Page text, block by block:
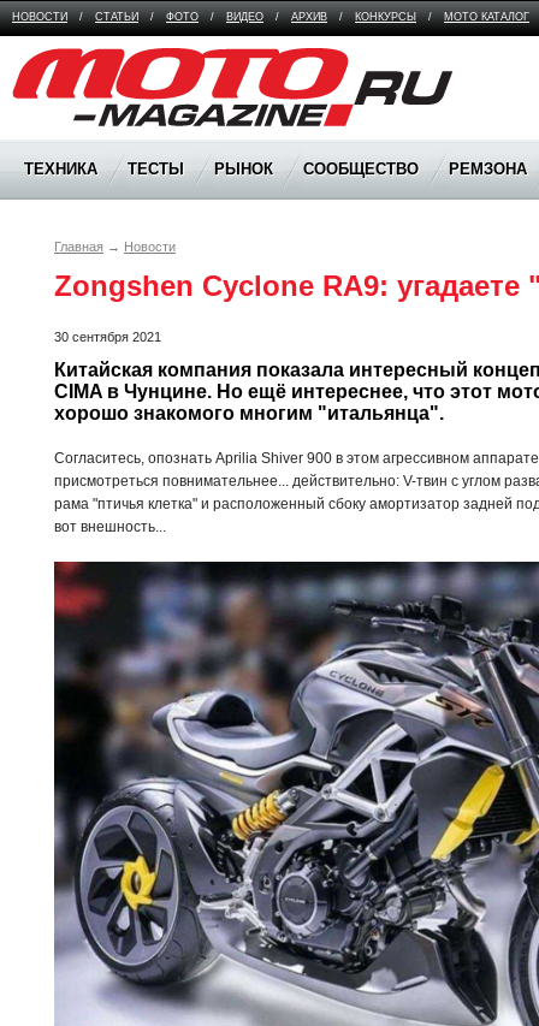
НОВОСТИ / СТАТЬИ / ФОТО / ВИДЕО / АРХИВ / КОНКУРСЫ / МОТО КАТАЛОГ
Moto Magazine
ТЕХНИКА ТЕСТЫ РЫНОК СООБЩЕСТВО РЕМЗОНА
Главная → Новости
Zongshen Cyclone RA9: угадаете
30 сентября 2021
Китайская компания показала интересный
CIMA в Чунцине. Но ещё интереснее, что этот
хорошо знакомого многим "итальянца".
Согласитесь, опознать Aprilia Shiver 900 в этом агрессивном
присмотреться повнимательнее... действительно: V-твин с углом
рама "птичья клетка" и расположенный сбоку амортизатор задней
вот внешность...